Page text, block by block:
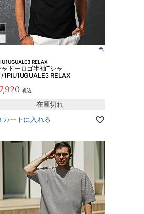
RELAX
ャドーロゴ半袖Tシャ
/1PIU1UGUALE3 RELAX
7,920 税込
在庫切れ
カートに入れる